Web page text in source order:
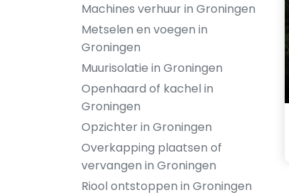
Machines verhuur in Groningen
Metselen en voegen in
Groningen
Muurisolatie in Groningen
Openhaard of kachel in
Groningen
Opzichter in Groningen
Overkapping plaatsen of
vervangen in Groningen
Riool ontstoppen in Groningen